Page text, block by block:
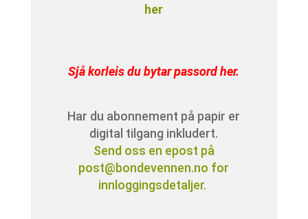
her
Sjå korleis du bytar passord her.
Har du abonnement på papir er
digital tilgang inkludert.
Send oss en epost på
post@bondevennen.no for
innloggingsdetaljer.